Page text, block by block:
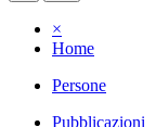
×
Home
Persone
Pubblicazioni